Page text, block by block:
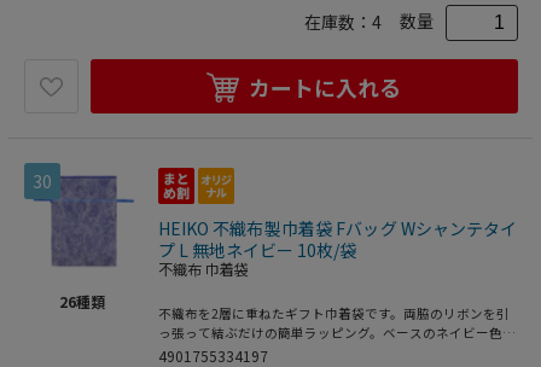
在庫数： 4 数量
カートに入れる
30
26種類
HEIKO 不織布製巾着袋 Fバッグ Wシャンテタイ
プ L 無地ネイビー 10枚/袋
不織布 巾着袋
不織布を2層に重ねたギフト巾着袋です。両脇のリボンを引
っ張って結ぶだけの簡単ラッピング。ベースのネイビー色の
上に薄手の白を重ねることで、やさしく上品なイメージのギ
4901755334197